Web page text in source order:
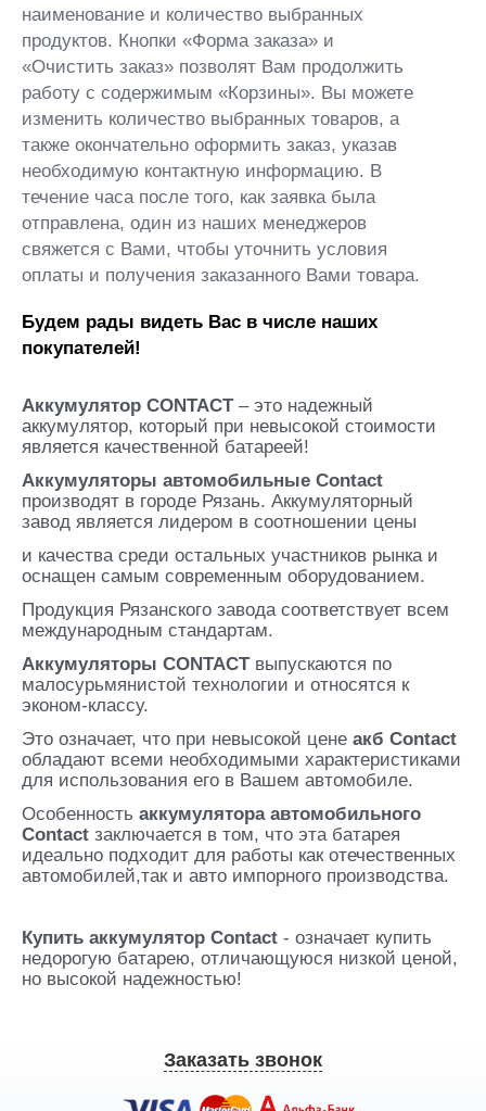
наименование и количество выбранных
продуктов. Кнопки «Форма заказа» и
«Очистить заказ» позволят Вам продолжить
работу с содержимым «Корзины». Вы можете
изменить количество выбранных товаров, а
также окончательно оформить заказ, указав
необходимую контактную информацию. В
течение часа после того, как заявка была
отправлена, один из наших менеджеров
свяжется с Вами, чтобы уточнить условия
оплаты и получения заказанного Вами товара.
Будем рады видеть Вас в числе наших
покупателей!
Аккумулятор CONTACT– это надежный
аккумулятор, который при невысокой стоимости
является качественной батареей!
Аккумуляторы автомобильные Contact
производят в городе Рязань. Аккумуляторный
завод является лидером в соотношении цены
и качества среди остальных участников рынка и
оснащен самым современным оборудованием.
Продукция Рязанского завода соответствует всем
международным стандартам.
Аккумуляторы CONTACTвыпускаются по
малосурьмянистой технологии и относятся к
эконом-классу.
Это означает, что при невысокой цене акб Contact
обладают всеми необходимыми характеристиками
для использования его в Вашем автомобиле.
Особенность аккумулятора автомобильного
Contact заключается в том, что эта батарея
идеально подходит для работы как отечественных
автомобилей,так и авто импорного производства.
Купить аккумулятор Contact - означает купить
недорогую батарею, отличающуюся низкой ценой,
но высокой надежностью!
Заказать звонок